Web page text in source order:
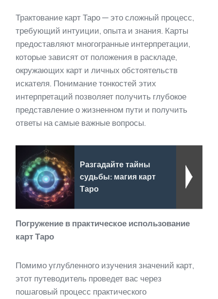
Трактование карт Таро — это сложный процесс,
требующий интуиции, опыта и знания. Карты
предоставляют многогранные интерпретации,
которые зависят от положения в раскладе,
окружающих карт и личных обстоятельств
искателя. Понимание тонкостей этих
интерпретаций позволяет получить глубокое
представление о жизненном пути и получить
ответы на самые важные вопросы.
Разгадайте тайны
судьбы: магия карт
Таро
Погружение в практическое использование
карт Таро
Помимо углубленного изучения значений карт,
этот путеводитель проведет вас через
пошаговый процесс практического